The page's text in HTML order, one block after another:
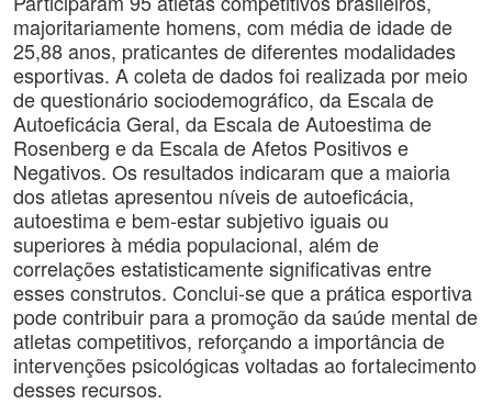
majoritariamente homens, com média de idade de
25,88 anos, praticantes de diferentes modalidades
esportivas. A coleta de dados foi realizada por meio
de questionário sociodemográfico, da Escala de
Autoeficácia Geral, da Escala de Autoestima de
Rosenberg e da Escala de Afetos Positivos e
Negativos. Os resultados indicaram que a maioria
dos atletas apresentou níveis de autoeficácia,
autoestima e bem-estar subjetivo iguais ou
superiores à média populacional, além de
correlações estatisticamente significativas entre
esses construtos. Conclui-se que a prática esportiva
pode contribuir para a promoção da saúde mental de
atletas competitivos, reforçando a importância de
intervenções psicológicas voltadas ao fortalecimento
desses recursos.